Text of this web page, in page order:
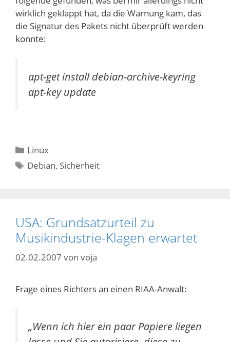
wirklich geklappt hat, da die Warnung kam, das
die Signatur des Pakets nicht überprüft werden
konnte:
apt-get install debian-archive-keyring
apt-key update
Kategorien
Linux
Schlagwörter
Debian, Sicherheit
USA: Grundsatzurteil zu
Musikindustrie-Klagen erwartet
02.02.2007 von voja
Frage eines Richters an einen RIAA-Anwalt:
„Wenn ich hier ein paar Papiere liegen